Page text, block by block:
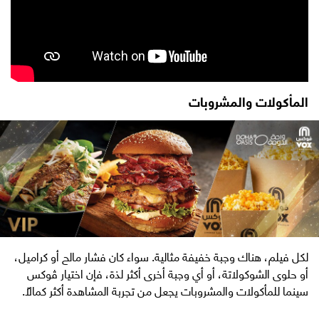
المأكولات والمشروبات
لكل فيلم، هناك وجبة خفيفة مثالية. سواء كان فشار مالح أو كراميل،
أو حلوى الشوكولاتة، أو أي وجبة أخرى أكثر لذة، فإن اختيار ڤوكس
سينما للمأكولات والمشروبات يجعل من تجربة المشاهدة أكثر كمالاً.